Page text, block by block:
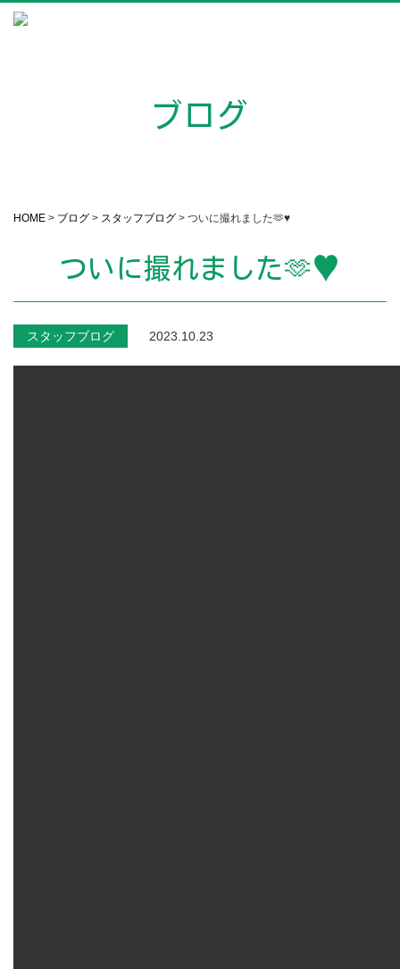
ブログ
HOME > ブログ > スタッフブログ > ついに撮れました🫶♥️
ついに撮れました🫶♥️
スタッフブログ 2023.10.23